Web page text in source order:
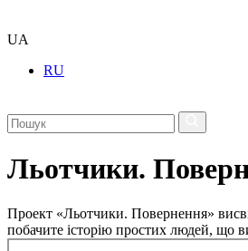
UA
RU
Льотчики.
Проект «Льотчики. Повернення»
побачите історію простих людей, що